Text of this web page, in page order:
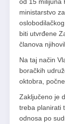
ministarstvo
biti utvrđene
članova
Na taj način
boračkih
oktobra,
Zaključeno je
treba planirati
odnosa po